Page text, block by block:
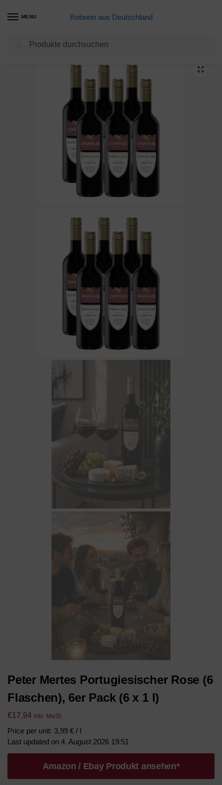
MENU Rotwein aus Deutschland
Meine Weine Peter Mertes Portugiesischer Rose (6 Flaschen), 6er Pack (6 x 1 l)
Peter Mertes Portugiesischer Rose (6
Flaschen), 6er Pack (6 x 1 l)
€17,94 inkl. MwSt.
Price per unit: 3,99 € / l
Last updated on 4. August 2026 19:51
Amazon / Ebay Produkt ansehen*